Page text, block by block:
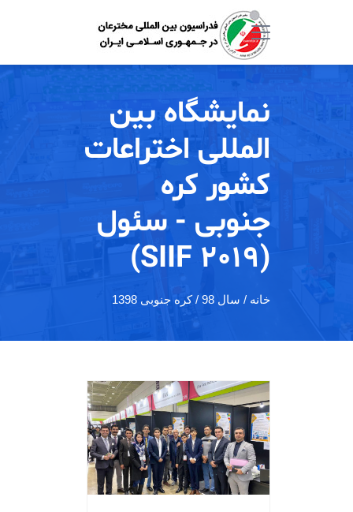
نمایشگاه بین
المللی اختراعات
کشور کره
جنوبی - سئول
(SIIF 2019)
خانه / سال 98 / کره جنوبی 1398